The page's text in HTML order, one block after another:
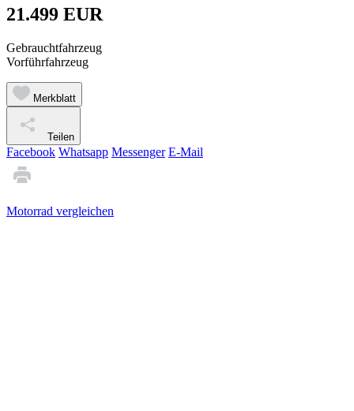
21.499 EUR
Gebrauchtfahrzeug
Vorführfahrzeug
Merkblatt
Teilen
Facebook Whatsapp Messenger E-Mail
Motorrad vergleichen